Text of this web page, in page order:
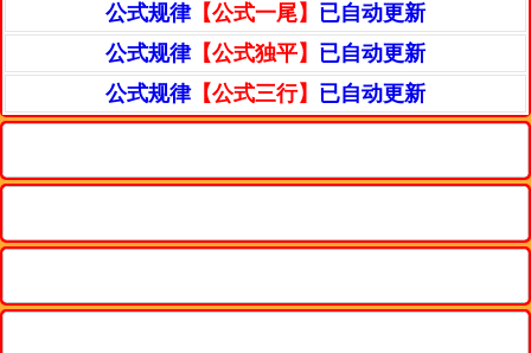
公式规律【公式一尾】 已自动更新
公式规律【公式独平】 已自动更新
公式规律【公式三行】 已自动更新